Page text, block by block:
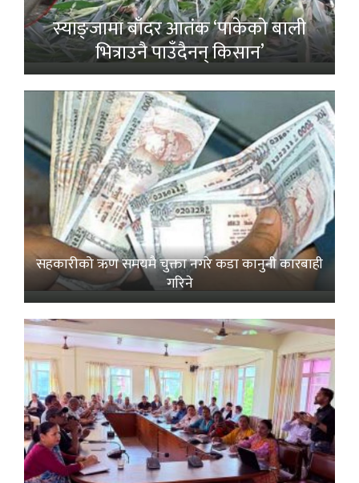
स्याङ्जामा बाँदर आतंक ‘पाकेको बाली
भित्राउनै पाउँदैनन् किसान’
सहकारीको ऋण समयमै चुक्ता नगरे कडा कानुनी कारबाही
गरिने